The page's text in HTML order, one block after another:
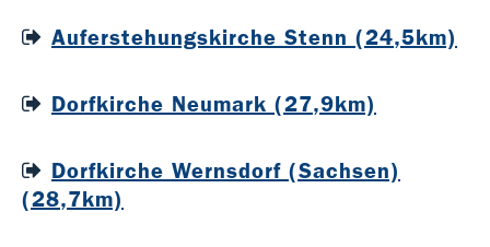
Auferstehungskirche Stenn (24,5km)
Dorfkirche Neumark (27,9km)
Dorfkirche Wernsdorf (Sachsen)
(28,7km)